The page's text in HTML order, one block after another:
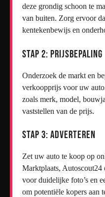
deze grondig schoon te
van buiten. Zorg ervoor
kentekenbewijs en
Stap 2: Prijsbepaling
Onderzoek de markt en
verkoopprijs voor uw
zoals merk, model,
vaststellen van de prijs.
Stap 3: Adverteren
Zet uw auto te koop op
Marktplaats,
voor duidelijke foto’s en
om potentiële kopers aan